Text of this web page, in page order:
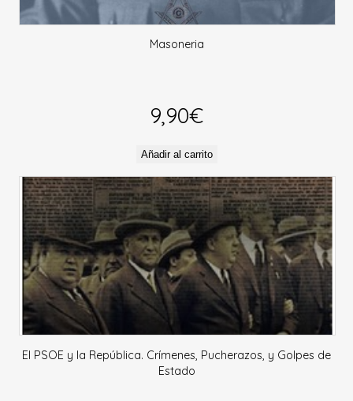
Masoneria
9,90€
Añadir al carrito
El PSOE y la República. Crímenes, Pucherazos, y Golpes de
Estado